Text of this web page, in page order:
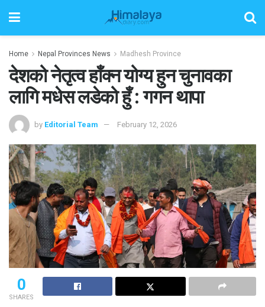
Home Nepal Provinces News Madhesh Province
देशको नेतृत्व हाँक्न योग्य हुन चुनावका
लागि मधेस लडेको हुँ : गगन थापा
by Editorial Team February 12, 2026
0
SHARES